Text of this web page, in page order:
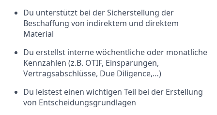
Du unterstützt bei der Sicherstellung der
Beschaffung von indirektem und direktem
Material
Du erstellst interne wöchentliche oder monatliche
Kennzahlen (z.B. OTIF, Einsparungen,
Vertragsabschlüsse, Due Diligence,…)
Du leistest einen wichtigen Teil bei der Erstellung
von Entscheidungsgrundlagen